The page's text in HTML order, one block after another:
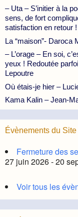
– Uta – S’initier à la
sens, de fort
satisfaction en retour
La “maison”- Daroca
– L’orage – En soi,
yeux ! Redoutée
Lepoutre
Où étais-je hier –
Kama Kalin – Jean-
Évènements du Site
Fermeture des
27 juin 2026 - 20
Voir tous les